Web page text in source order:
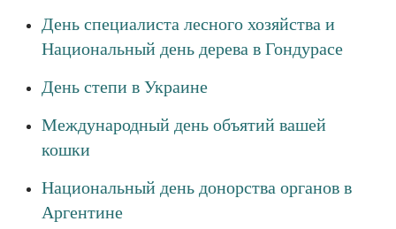
День специалиста лесного хозяйства и
Национальный день дерева в Гондурасе
День степи в Украине
Международный день объятий вашей
кошки
Национальный день донорства органов в
Аргентине